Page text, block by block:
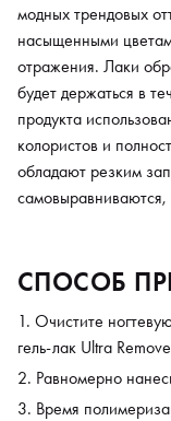
модных трендовых
насыщенными
отражения. Лаки
будет держаться в
продукта
колористов и
обладают резким
СПОСОБ
Очистите
гель-лак Ultra
Равномерно
Время